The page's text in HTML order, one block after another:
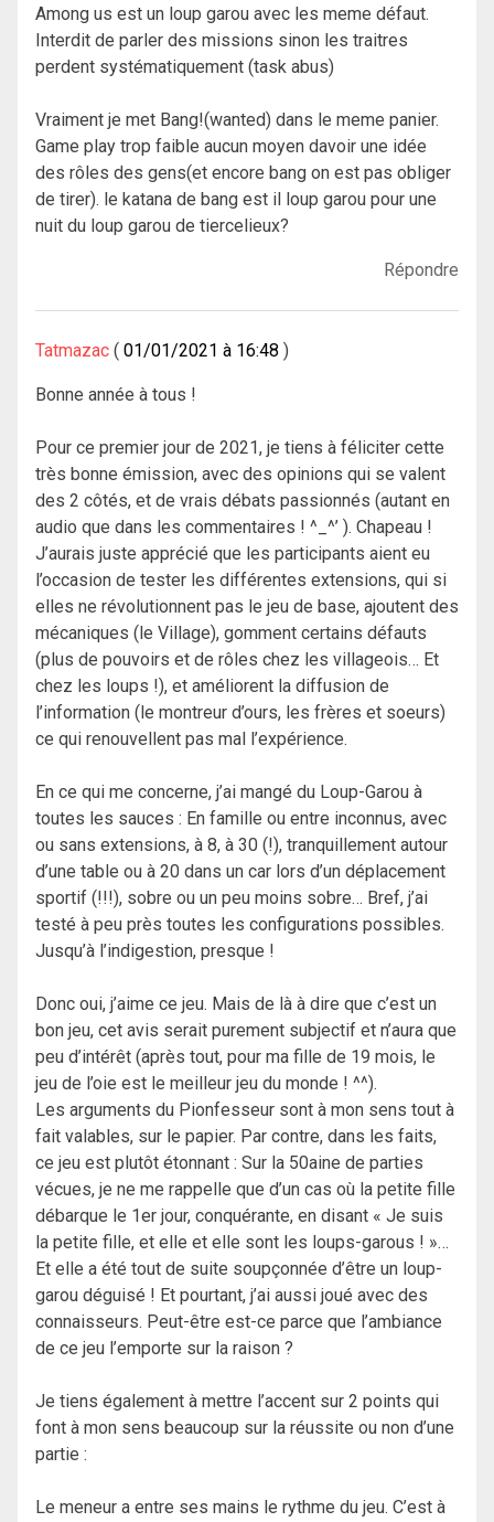
Among us est un loup garou avec les meme défaut.
Interdit de parler des missions sinon les traitres
perdent systématiquement (task abus)
Vraiment je met Bang!(wanted) dans le meme panier.
Game play trop faible aucun moyen davoir une idée
des rôles des gens(et encore bang on est pas obliger
de tirer). le katana de bang est il loup garou pour une
nuit du loup garou de tiercelieux?
Répondre
Tatmazac 01/01/2021 à 16:48
Bonne année à tous !
Pour ce premier jour de 2021, je tiens à féliciter cette
très bonne émission, avec des opinions qui se valent
des 2 côtés, et de vrais débats passionnés (autant en
audio que dans les commentaires ! ^_^’ ). Chapeau !
J’aurais juste apprécié que les participants aient eu
l’occasion de tester les différentes extensions, qui si
elles ne révolutionnent pas le jeu de base, ajoutent des
mécaniques (le Village), gomment certains défauts
(plus de pouvoirs et de rôles chez les villageois… Et
chez les loups !), et améliorent la diffusion de
l’information (le montreur d’ours, les frères et soeurs)
ce qui renouvellent pas mal l’expérience.
En ce qui me concerne, j’ai mangé du Loup-Garou à
toutes les sauces : En famille ou entre inconnus, avec
ou sans extensions, à 8, à 30 (!), tranquillement autour
d’une table ou à 20 dans un car lors d’un déplacement
sportif (!!!), sobre ou un peu moins sobre… Bref, j’ai
testé à peu près toutes les configurations possibles.
Jusqu’à l’indigestion, presque !
Donc oui, j’aime ce jeu. Mais de là à dire que c’est un
bon jeu, cet avis serait purement subjectif et n’aura que
peu d’intérêt (après tout, pour ma fille de 19 mois, le
jeu de l’oie est le meilleur jeu du monde ! ^^).
Les arguments du Pionfesseur sont à mon sens tout à
fait valables, sur le papier. Par contre, dans les faits,
ce jeu est plutôt étonnant : Sur la 50aine de parties
vécues, je ne me rappelle que d’un cas où la petite fille
débarque le 1er jour, conquérante, en disant « Je suis
la petite fille, et elle et elle sont les loups-garous ! »…
Et elle a été tout de suite soupçonnée d’être un loup-
garou déguisé ! Et pourtant, j’ai aussi joué avec des
connaisseurs. Peut-être est-ce parce que l’ambiance
de ce jeu l’emporte sur la raison ?
Je tiens également à mettre l’accent sur 2 points qui
font à mon sens beaucoup sur la réussite ou non d’une
partie :
Le meneur a entre ses mains le rythme du jeu. C’est à